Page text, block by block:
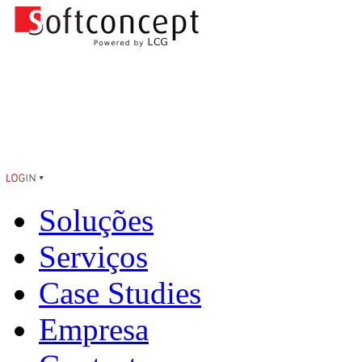
Soluções
Serviços
Case Studies
Empresa